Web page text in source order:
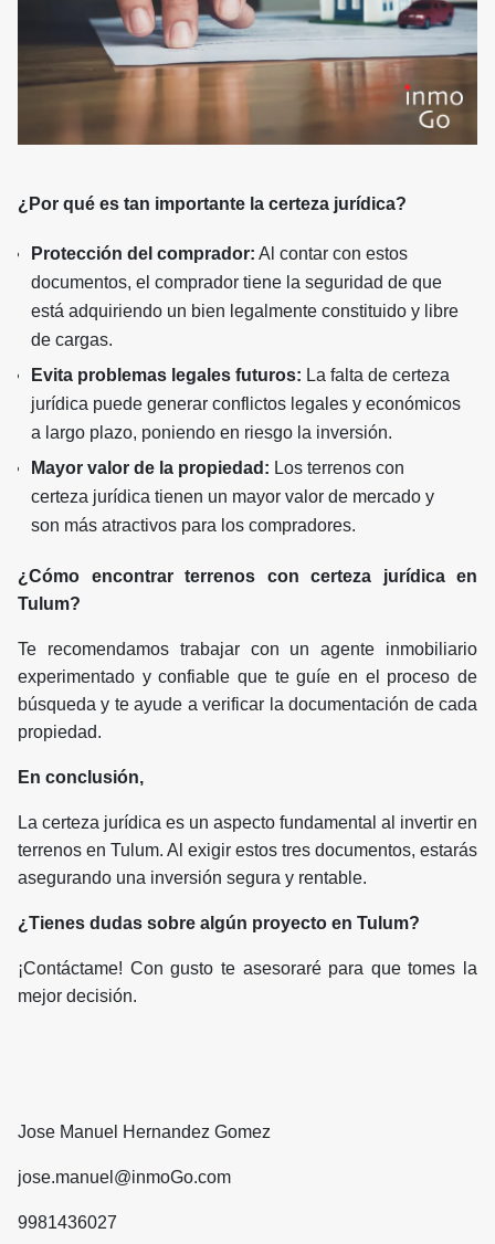
¿Por qué es tan importante la certeza jurídica?
Protección del comprador: Al contar con estos
documentos, el comprador tiene la seguridad de que
está adquiriendo un bien legalmente constituido y libre
de cargas.
Evita problemas legales futuros: La falta de certeza
jurídica puede generar conflictos legales y económicos
a largo plazo, poniendo en riesgo la inversión.
Mayor valor de la propiedad: Los terrenos con
certeza jurídica tienen un mayor valor de mercado y
son más atractivos para los compradores.
¿Cómo encontrar terrenos con certeza jurídica en
Tulum?
Te recomendamos trabajar con un agente inmobiliario
experimentado y confiable que te guíe en el proceso de
búsqueda y te ayude a verificar la documentación de cada
propiedad.
En conclusión,
La certeza jurídica es un aspecto fundamental al invertir en
terrenos en Tulum. Al exigir estos tres documentos, estarás
asegurando una inversión segura y rentable.
¿Tienes dudas sobre algún proyecto en Tulum?
¡Contáctame! Con gusto te asesoraré para que tomes la
mejor decisión.
Jose Manuel Hernandez Gomez
jose.manuel@inmoGo.com
9981436027